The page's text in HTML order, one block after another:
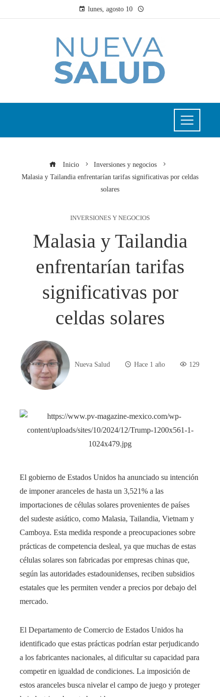
lunes, agosto 10
Inicio
Inversiones y negocios
Malasia y Tailandia enfrentarían tarifas significativas por celdas
solares
INVERSIONES Y NEGOCIOS
Malasia y Tailandia
enfrentarían tarifas
significativas por
celdas solares
Nueva Salud Hace 1 año 129
​El gobierno de Estados Unidos ha anunciado su intención
de imponer aranceles de hasta un 3,521% a las
importaciones de células solares provenientes de países
del sudeste asiático, como Malasia, Tailandia, Vietnam y
Camboya. Esta medida responde a preocupaciones sobre
prácticas de competencia desleal, ya que muchas de estas
células solares son fabricadas por empresas chinas que,
según las autoridades estadounidenses, reciben subsidios
estatales que les permiten vender a precios por debajo del
mercado.
El Departamento de Comercio de Estados Unidos ha
identificado que estas prácticas podrían estar perjudicando
a los fabricantes nacionales, al dificultar su capacidad para
competir en igualdad de condiciones. La imposición de
estos aranceles busca nivelar el campo de juego y proteger